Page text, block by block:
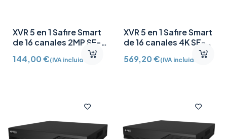
XVR 5 en 1 Safire Smart
de 16 canales 2MP SF-
144,00€(IVA incluido)
XVR 5 en 1 Safire Smart
de 16 canales 4K SF-
569,20€(IVA incluido)